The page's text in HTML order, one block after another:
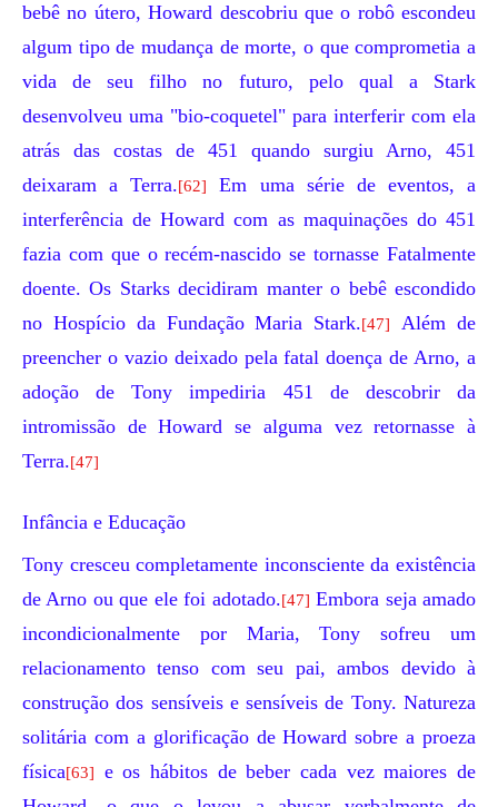
bebê no útero, Howard descobriu que o robô escondeu
algum tipo de mudança de morte, o que comprometia a
vida de seu filho no futuro, pelo qual a Stark
desenvolveu uma "bio-coquetel" para interferir com ela
atrás das costas de 451 quando surgiu Arno, 451
deixaram a Terra.[62]
Em uma série de eventos, a
interferência de Howard com as maquinações do 451
fazia com que o recém-nascido se tornasse Fatalmente
doente. Os Starks decidiram manter o bebê escondido
no Hospício da Fundação Maria Stark.[47]
Além de
preencher o vazio deixado pela fatal doença de Arno, a
adoção de Tony impediria 451 de descobrir da
intromissão de Howard se alguma vez retornasse à
Terra.[47]
Infância e Educação
Tony cresceu completamente inconsciente da existência
de Arno ou que ele foi adotado.[47] Embora seja amado
incondicionalmente por Maria, Tony sofreu um
relacionamento tenso com seu pai, ambos devido à
construção dos sensíveis e sensíveis de Tony. Natureza
solitária com a glorificação de Howard sobre a proeza
física[63]
e os hábitos de beber cada vez maiores de